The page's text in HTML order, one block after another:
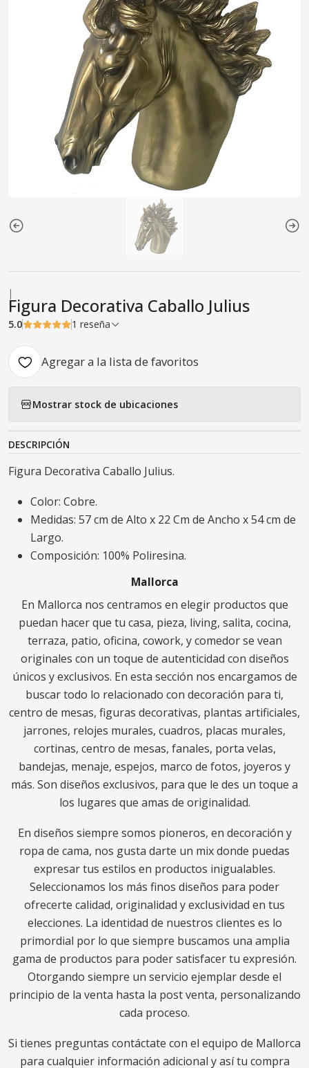
|
Figura Decorativa Caballo Julius
5.0 1 reseña
Agregar a la lista de favoritos
Mostrar stock de ubicaciones
DESCRIPCIÓN
Figura Decorativa Caballo Julius.
Color: Cobre.
Medidas: 57 cm de Alto x 22 Cm de Ancho x 54 cm de
Largo.
Composición: 100% Poliresina.
Mallorca
En Mallorca nos centramos en elegir productos que
puedan hacer que tu casa, pieza, living, salita, cocina,
terraza, patio, oficina, cowork, y comedor se vean
originales con un toque de autenticidad con diseños
únicos y exclusivos. En esta sección nos encargamos de
buscar todo lo relacionado con decoración para ti,
centro de mesas, figuras decorativas, plantas artificiales,
jarrones, relojes murales, cuadros, placas murales,
cortinas, centro de mesas, fanales, porta velas,
bandejas, menaje, espejos, marco de fotos, joyeros y
más. Son diseños exclusivos, para que le des un toque a
los lugares que amas de originalidad.
En diseños siempre somos pioneros, en decoración y
ropa de cama, nos gusta darte un mix donde puedas
expresar tus estilos en productos inigualables.
Seleccionamos los más finos diseños para poder
ofrecerte calidad, originalidad y exclusividad en tus
elecciones. La identidad de nuestros clientes es lo
primordial por lo que siempre buscamos una amplia
gama de productos para poder satisfacer tu expresión.
Otorgando siempre un servicio ejemplar desde el
principio de la venta hasta la post venta, personalizando
cada proceso.
Si tienes preguntas contáctate con el equipo de Mallorca
para cualquier información adicional y así tu compra